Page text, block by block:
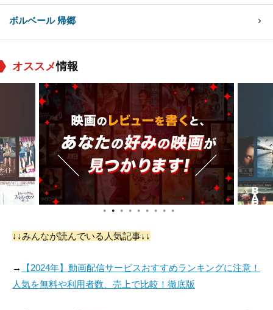
ボルベール 帰郷
オススメ情報
● ● ● ● ● ● ● ● ●
↓↓みんなが読んでいる人気記事↓↓
→
【2024年】動画配信サービスおすすめランキングに注意！
人気を無料や利用者数、売上で比較！徹底版